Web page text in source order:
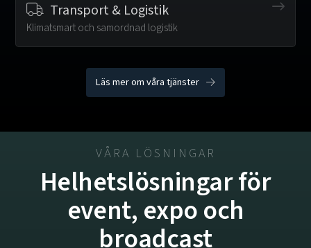
Transport & Logistik
Klimatsmart och samordnad logistik
Läs mer om våra tjänster
VÅRA LÖSNINGAR
Helhetslösningar för
event, expo och
broadcast